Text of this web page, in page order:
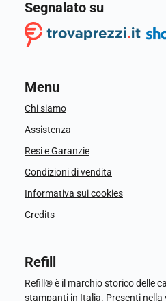
Segnalato su
Menu
Chi siamo
Assistenza
Resi e Garanzie
Condizioni di vendita
Informativa sui cookies
Credits
Refill
Refill® è il marchio storico delle
stampanti in Italia. Presenti